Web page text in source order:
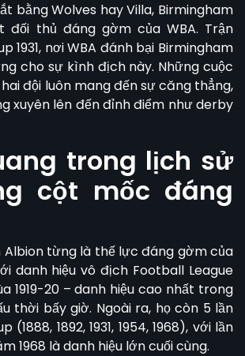
bằng Wolves hay Villa, Birmingham
đối thủ đáng gờm của WBA. Trận
1931, nơi WBA đánh bại Birmingham
cho sự kình địch này. Những cuộc
đội luôn mang đến sự căng thẳng,
xuyên lên đến đỉnh điểm như derby
trong lịch sử
cột mốc đáng
Albiontừng là thế lực đáng gờm của
danh hiệu vô địch Football League
1919-20 – danh hiệu cao nhất trong
thời bấy giờ. Ngoài ra, họ còn 5 lần
(1888, 1892, 1931, 1954, 1968), với lần
1968 là danh hiệu lớn cuối cùng.